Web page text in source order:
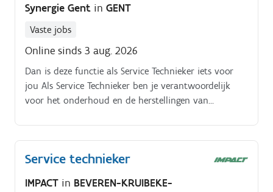
Vlaanderen;Onderhoud: alle veiligheden, knoppen en
kabels controleren en stofvrij maken. Herstellingen
probleem en lost het op, je hebt steeds technische
steun bij de troubleshooter, technische binnendienst
of de projectleider;Vrijdag zit je samen op het
hoofdkantoor voor een toolboxmeeting om kennis
Synergie Gent in GENT
Vaste jobs
Online sinds 3 aug. 2026
Dan is deze functie als Service Technieker iets voor
jou Als Service Technieker ben je verantwoordelijk
voor het onderhoud en de herstellingen van
bij klanten in de regio Gent Jouw takenpakket:.
Uitvoeren van preventief onderhoud aan heftrucks,
stapelaars en magazijntrucks.
Service technieker
IMPACT in BEVEREN-KRUIBEKE-